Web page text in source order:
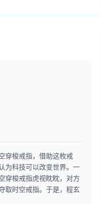
穿梭戒指，借助这枚戒
为科技可以改变世界。一
穿梭戒指虎视眈眈，对方
取时空戒指。于是，程玄